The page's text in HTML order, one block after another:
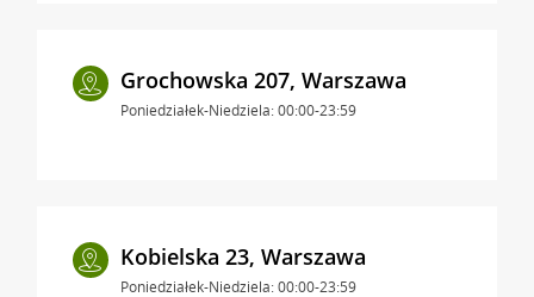
Grochowska 207, Warszawa
Poniedziałek-Niedziela: 00:00-23:59
Kobielska 23, Warszawa
Poniedziałek-Niedziela: 00:00-23:59